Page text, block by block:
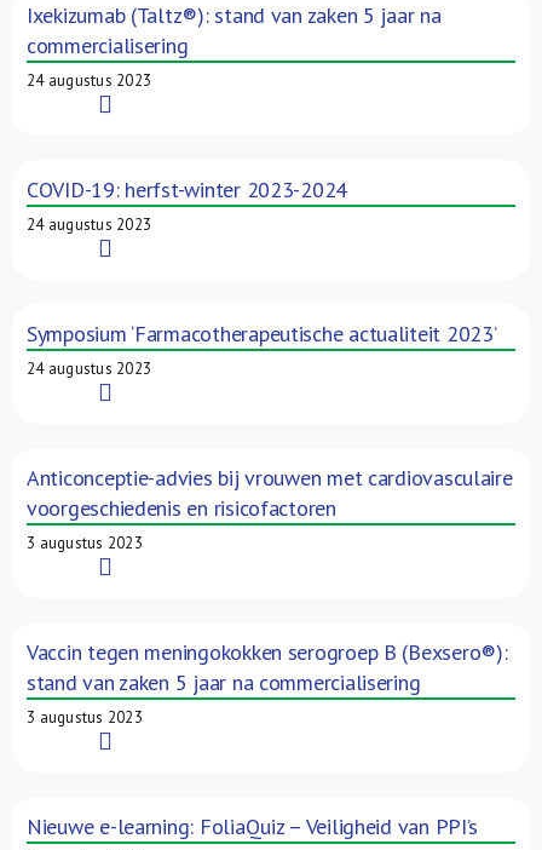
Ixekizumab (Taltz®): stand van zaken 5 jaar na
commercialisering
24 augustus 2023
COVID-19: herfst-winter 2023-2024
24 augustus 2023
Symposium ‘Farmacotherapeutische actualiteit 2023’
24 augustus 2023
Anticonceptie-advies bij vrouwen met cardiovasculaire
voorgeschiedenis en risicofactoren
3 augustus 2023
Vaccin tegen meningokokken serogroep B (Bexsero®):
stand van zaken 5 jaar na commercialisering
3 augustus 2023
Nieuwe e-learning: FoliaQuiz – Veiligheid van PPI’s